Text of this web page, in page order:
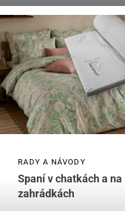
RADY A NÁVODY
Spaní v chatkách a na
zahrádkách